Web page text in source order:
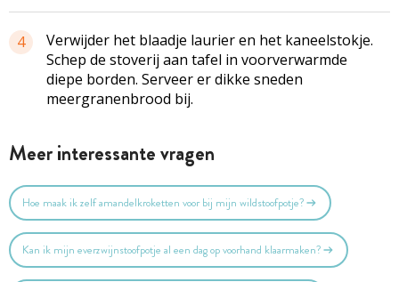
4
Verwijder het blaadje laurier en het kaneelstokje.
Schep de stoverij aan tafel in voorverwarmde
diepe borden. Serveer er dikke sneden
meergranenbrood bij.
Meer interessante vragen
Hoe maak ik zelf amandelkroketten voor bij mijn wildstoofpotje?
Kan ik mijn everzwijnstoofpotje al een dag op voorhand klaarmaken?